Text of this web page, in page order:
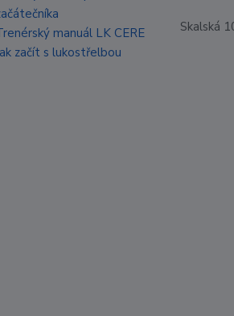
manuál LK CERE
začít s lukostřelbou
Skalská